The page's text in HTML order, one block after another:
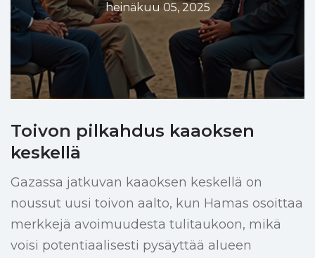
heinäkuu 05, 2025
Toivon pilkahdus kaaoksen
keskellä
Gazassa jatkuvan kaaoksen keskellä on
noussut uusi toivon aalto, kun Hamas osoittaa
merkkejä avoimuudesta tulitaukoon, mikä
voisi potentiaalisesti pysäyttää alueen